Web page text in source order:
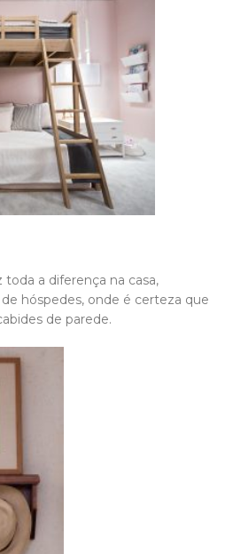
a diferença na casa,
hóspedes, onde é certeza que
de parede.